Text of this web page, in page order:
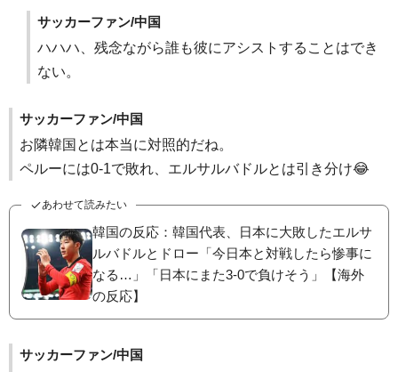
サッカーファン/中国
ハハハ、残念ながら誰も彼にアシストすることはでき
ない。
サッカーファン/中国
お隣韓国とは本当に対照的だね。
ペルーには0-1で敗れ、エルサルバドルとは引き分け😂
あわせて読みたい
韓国の反応：韓国代表、日本に大敗したエルサ
ルバドルとドロー「今日本と対戦したら惨事に
なる…」「日本にまた3-0で負けそう」【海外
の反応】
サッカーファン/中国